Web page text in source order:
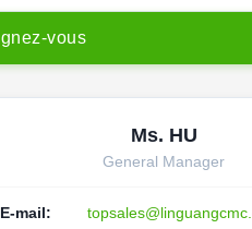
gnez-vous
Ms. HU
General Manager
E-mail: